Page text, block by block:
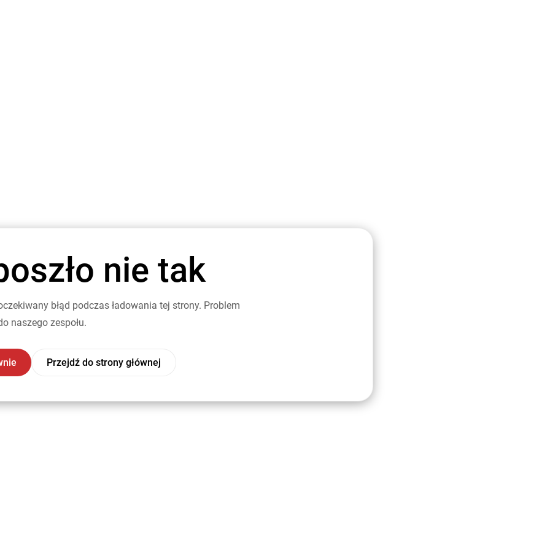
nie tak
błąd podczas ładowania tej strony. Problem
naszego zespołu.
Przejdź do strony głównej